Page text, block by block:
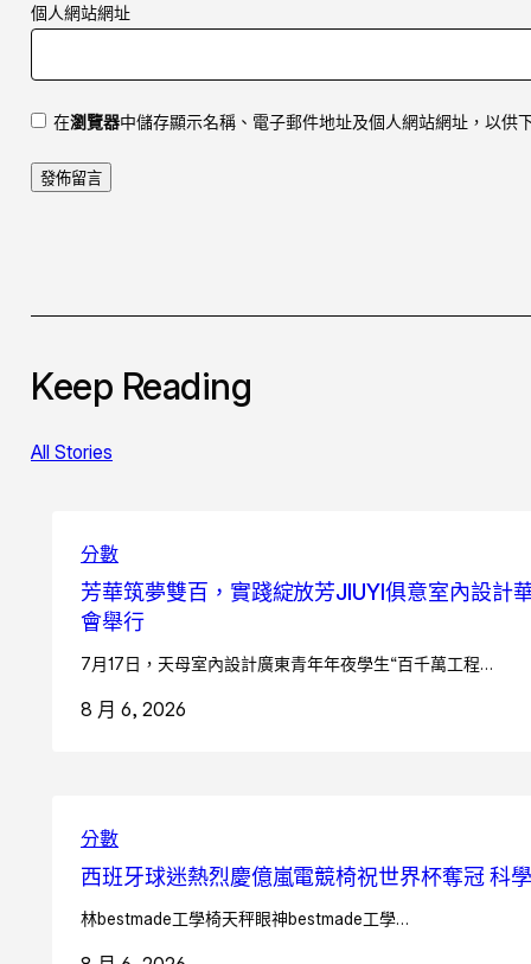
個人網站網址
在瀏覽器中儲存顯示名稱、電子郵件地址及個人網站網址，以供
Keep Reading
All Stories
分數
芳華筑夢雙百，實踐綻放芳JIUYI俱意室內設計
會舉行
7月17日，天母室內設計廣東青年年夜學生“百千萬工程…
8 月 6, 2026
分數
西班牙球迷熱烈慶億嵐電競椅祝世界杯奪冠 科
林bestmade工學椅天秤眼神bestmade工學…